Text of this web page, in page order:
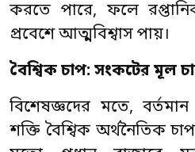
করতে পারে, ফলে
প্রবেশে আত্মবিশ্বাস পায়।
বৈশ্বিক চাপ: সংকটের মূল
বিশেষজ্ঞদের মতে,
শক্তি বৈশ্বিক অর্থনৈতিক